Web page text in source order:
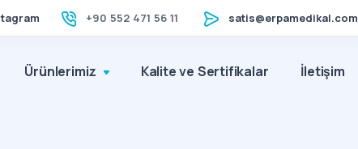
+90 552 471 56 11 satis@erpamedikal.com
Ürünlerimiz Kalite ve Sertifikalar İletişim